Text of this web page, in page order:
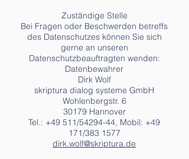
Zuständige Stelle
Bei Fragen oder Beschwerden betreffs
des Datenschutzes können Sie sich
gerne an unseren
Datenschutzbeauftragten wenden:
Datenbewahrer
Dirk Wolf
skriptura dialog systeme GmbH
Wohlenbergstr. 6
30179 Hannover
Tel.: +49 511/54294-44, Mobil: +49
171/383 1577
dirk.wolf@skriptura.de